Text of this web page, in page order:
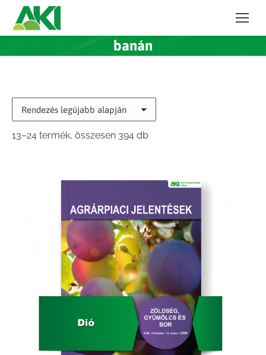
banán
13–24 termék, összesen 394 dbSorted